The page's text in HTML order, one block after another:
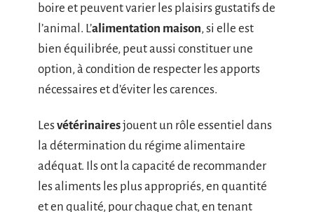
boire et peuvent varier les plaisirs gustatifs de
l’animal. L’alimentation maison, si elle est
bien équilibrée, peut aussi constituer une
option, à condition de respecter les apports
nécessaires et d’éviter les carences.
Lesvétérinairesjouent un rôle essentiel dans
la détermination du régime alimentaire
adéquat. Ils ont la capacité de recommander
les aliments les plus appropriés, en quantité
et en qualité, pour chaque chat, en tenant